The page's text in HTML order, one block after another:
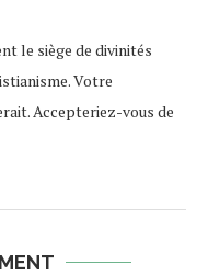
le siège de divinités
Votre
Accepteriez-vous de